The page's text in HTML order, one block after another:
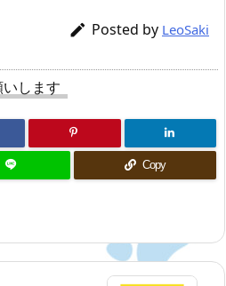
 Posted by LeoSaki
します
Copy